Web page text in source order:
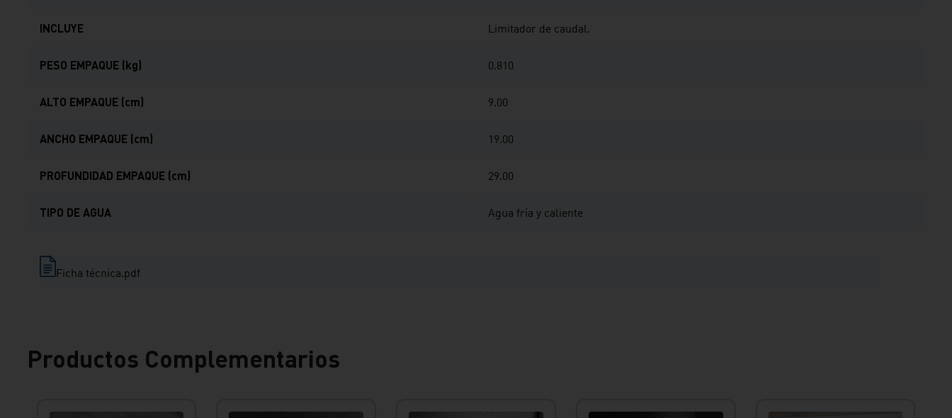
INCLUYE Limitador de caudal.
PESO EMPAQUE (kg) 0.810
ALTO EMPAQUE (cm) 9.00
ANCHO EMPAQUE (cm) 19.00
PROFUNDIDAD EMPAQUE (cm) 29.00
TIPO DE AGUA Agua fría y caliente
Ficha técnica.pdf
Productos Complementarios